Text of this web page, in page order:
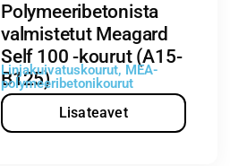
Polymeeribetonista
valmistetut Meagard
Self 100 -kourut (A15-
B125)
Linjakuivatuskourut, MEA-
polymeeribetonikourut
Lisateavet